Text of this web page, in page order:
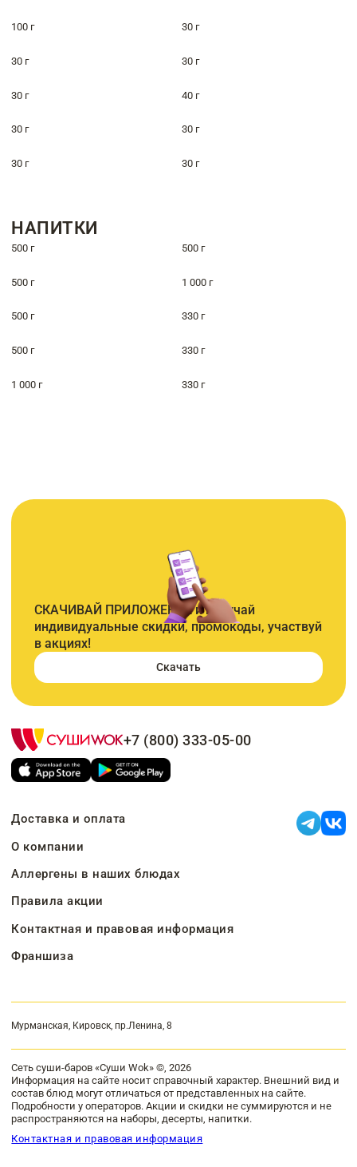
100 г 30 г
30 г 30 г
30 г 40 г
30 г 30 г
30 г 30 г
НАПИТКИ
500 г 500 г
500 г 1 000 г
500 г 330 г
500 г 330 г
1 000 г 330 г
СКАЧИВАЙ ПРИЛОЖЕНИЕ и получай
индивидуальные скидки, промокоды, участвуй
в акциях!
Скачать
+7 (800) 333-05-00
Доставка и оплата
О компании
Аллергены в наших блюдах
Правила акции
Контактная и правовая информация
Франшиза
Мурманская, Кировск, пр.Ленина, 8
Сеть суши-баров «Суши Wok» ©, 2026
Информация на сайте носит справочный характер. Внешний вид и
состав блюд могут отличаться от представленных на сайте.
Подробности у операторов. Акции и скидки не суммируются и не
распространяются на наборы, десерты, напитки.
Контактная и правовая информация